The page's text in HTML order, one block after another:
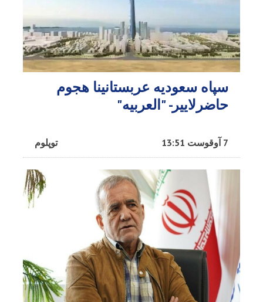
سپاه سعودیه عربستانینا هجوم
حاضرلاییر- "العربیه"
توپلوم 7 آوقوست 13:51